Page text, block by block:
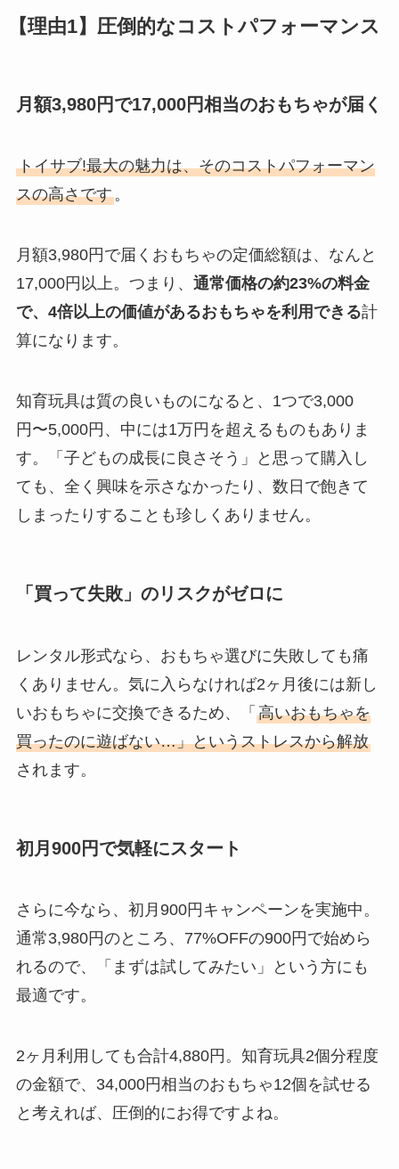
【理由1】圧倒的なコストパフォーマンス
月額3,980円で17,000円相当のおもちゃが届く
トイサブ!最大の魅力は、そのコストパフォーマン
スの高さです。
月額3,980円で届くおもちゃの定価総額は、なんと
17,000円以上。つまり、 通常価格の約23%の料金
で、4倍以上の価値があるおもちゃを利用できる計
算になります。
知育玩具は質の良いものになると、1つで3,000
円〜5,000円、中には1万円を超えるものもありま
す。「子どもの成長に良さそう」と思って購入し
ても、全く興味を示さなかったり、数日で飽きて
しまったりすることも珍しくありません。
「買って失敗」のリスクがゼロに
レンタル形式なら、おもちゃ選びに失敗しても痛
くありません。気に入らなければ2ヶ月後には新し
いおもちゃに交換できるため、「 高いおもちゃを
買ったのに遊ばない…」というストレスから解放
されます。
初月900円で気軽にスタート
さらに今なら、初月900円キャンペーンを実施中。
通常3,980円のところ、77%OFFの900円で始めら
れるので、「まずは試してみたい」という方にも
最適です。
2ヶ月利用しても合計4,880円。知育玩具2個分程度
の金額で、34,000円相当のおもちゃ12個を試せる
と考えれば、圧倒的にお得ですよね。